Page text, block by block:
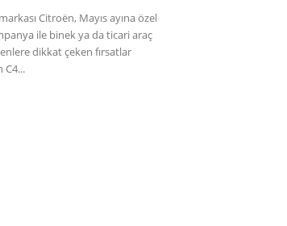
Citroën, Mayıs ayına özel
ile binek ya da ticari araç
dikkat çeken fırsatlar
C4...